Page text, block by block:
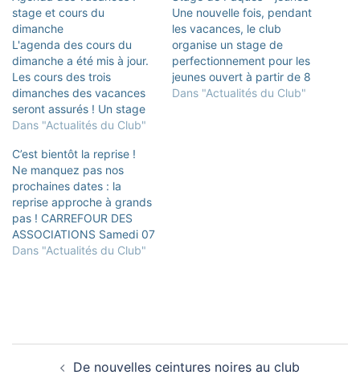
stage et cours du
dimanche
L'agenda des cours du
dimanche a été mis à jour.
Les cours des trois
dimanches des vacances
seront assurés ! Un stage
intensif de préparation
grade et d'armes à partir
de 8 ans se déroulera la
première et la deuxième
semaine. Stage enfants
février 2025Télécharger
Dans "Actualités du Club"
Une nouvelle fois, pendant
les vacances, le club
organise un stage de
perfectionnement pour les
jeunes ouvert à partir de 8
ans ! Ces stages intensifs
Dans "Actualités du Club"
C’est bientôt la reprise !
Ne manquez pas nos
prochaines dates : la
reprise approche à grands
pas ! CARREFOUR DES
ASSOCIATIONS Samedi 07
septembre au
MARNE / BRY SUR MARNE
ADOS/ADULTES (14 ans et
Dans "Actualités du Club"
d’articleDe nouvelles ceintures noires au club